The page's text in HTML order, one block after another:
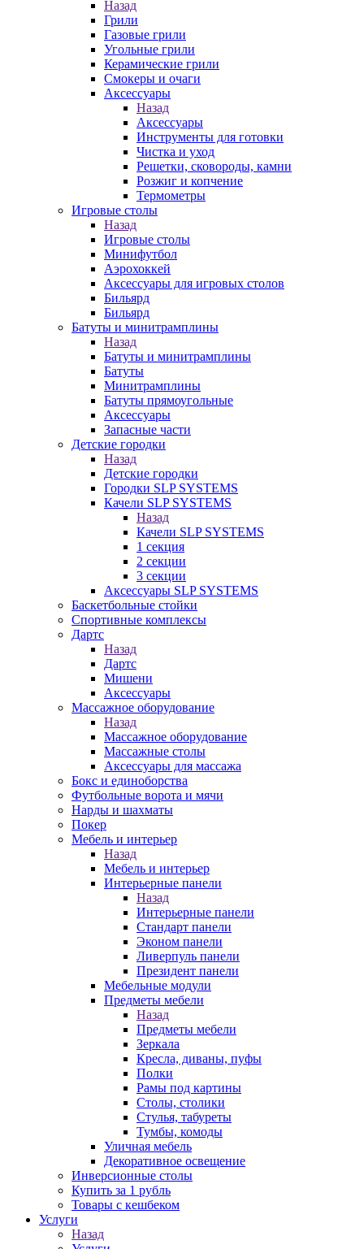
Назад
Грили
Газовые грили
Угольные грили
Керамические грили
Смокеры и очаги
Аксессуары
Назад
Аксессуары
Инструменты для готовки
Чистка и уход
Решетки, сковороды, камни
Розжиг и копчение
Термометры
Игровые столы
Назад
Игровые столы
Минифутбол
Аэрохоккей
Аксессуары для игровых столов
Бильяpд
Бильяpд
Батуты и минитрамплины
Назад
Батуты и минитрамплины
Батуты
Минитрамплины
Батуты прямоугольные
Аксессуары
Запасные части
Детские городки
Назад
Детские городки
Городки SLP SYSTEMS
Качели SLP SYSTEMS
Назад
Качели SLP SYSTEMS
1 секция
2 секции
3 секции
Аксессуары SLP SYSTEMS
Баскетбольные стойки
Спортивные комплексы
Дартс
Назад
Дартс
Мишени
Аксессуары
Массажное оборудование
Назад
Массажное оборудование
Массажные столы
Аксессуары для массажа
Бокс и единоборства
Футбольные ворота и мячи
Нарды и шахматы
Покер
Мебель и интерьер
Назад
Мебель и интерьер
Интерьерные панели
Назад
Интерьерные панели
Стандарт панели
Эконом панели
Ливерпуль панели
Президент панели
Мебельные модули
Предметы мебели
Назад
Предметы мебели
Зеркала
Кресла, диваны, пуфы
Полки
Рамы под картины
Столы, столики
Стулья, табуреты
Тумбы, комоды
Уличная мебель
Декоративное освещение
Инверсионные столы
Купить за 1 рубль
Товары с кешбеком
Услуги
Назад